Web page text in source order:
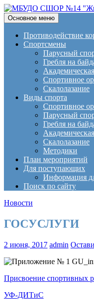
МБУДО
"Жигули"
Поиск
Основное меню Перейти
к
Противодействие
Спортсмены
Парусный
Гребля на
Спортивное
Скалолазание
Виды спорта
Спортивное
Парусный
Гребля на
Скалолазание
Методики
План мероприятий
Для поступающих
Информация
Поиск по сайту
Новости
ГОСУСЛУГИ
2 июня, 2017 admin
Присвоение спортивных
УФ-ДИТиС